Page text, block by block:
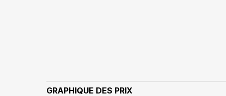
GRAPHIQUE DES PRIX